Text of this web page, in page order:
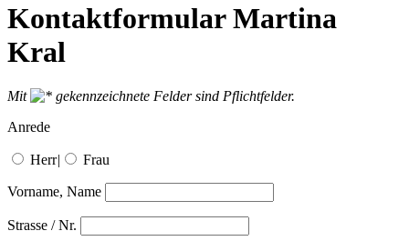
Kontaktformular Martina
Kral
Mit
gekennzeichnete Felder sind Pflichtfelder.
Anrede
Herr| Frau
Vorname, Name
Strasse / Nr.